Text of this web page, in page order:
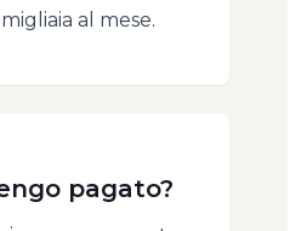
al mese.
pagato?